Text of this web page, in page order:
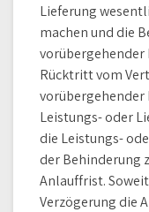
Lieferung
machen und die
vorübergehender
Rücktritt vom
vorübergehender
Leistungs- oder
die Leistungs-
der Behinderung
Anlauffrist.
Verzögerung die